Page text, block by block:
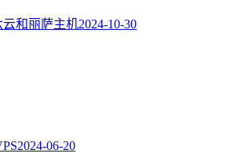
云和丽萨主机2024-10-30
2024-06-20